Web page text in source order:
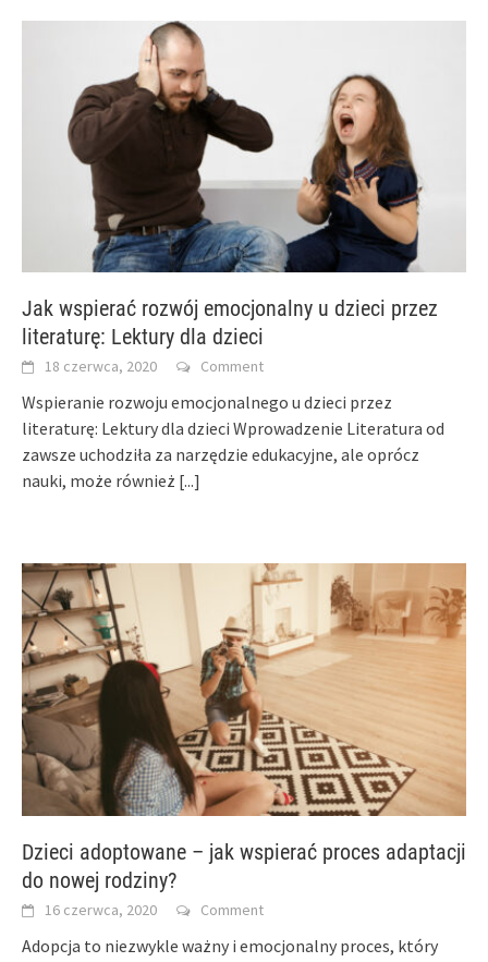
Jak wspierać rozwój emocjonalny u dzieci przez
literaturę: Lektury dla dzieci
18 czerwca, 2020 Comment
Wspieranie rozwoju emocjonalnego u dzieci przez
literaturę: Lektury dla dzieci Wprowadzenie Literatura od
zawsze uchodziła za narzędzie edukacyjne, ale oprócz
nauki, może również [...]
Dzieci adoptowane – jak wspierać proces adaptacji
do nowej rodziny?
16 czerwca, 2020 Comment
Adopcja to niezwykle ważny i emocjonalny proces, który